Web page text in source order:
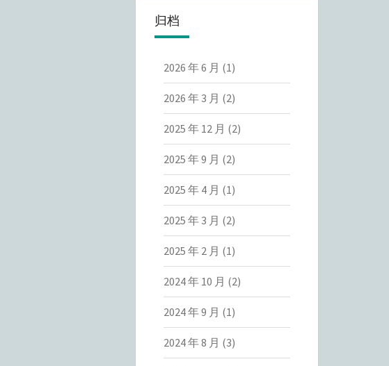
归档
2026 年 6 月 (1)
2026 年 3 月 (2)
2025 年 12 月 (2)
2025 年 9 月 (2)
2025 年 4 月 (1)
2025 年 3 月 (2)
2025 年 2 月 (1)
2024 年 10 月 (2)
2024 年 9 月 (1)
2024 年 8 月 (3)